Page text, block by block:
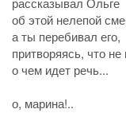
об этой нелепой
а ты перебивал его,
притворяясь, что
о чем идет речь...
о, марина!..